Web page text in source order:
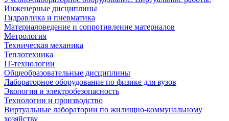
Инженерные дисциплины
Гидравлика и пневматика
Материаловедение и сопротивление материалов
Метрология
Техническая механика
Теплотехника
IT-технологии
Общеобразовательные дисциплины
Лабораторное оборудование по физике для вузов
Экология и электробезопасность
Технологии и производство
Виртуальные лаборатории по жилищно-коммунальному
хозяйству